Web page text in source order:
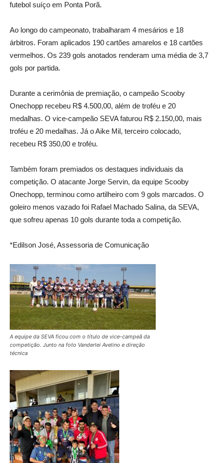
futebol suíço em Ponta Porã.
Ao longo do campeonato, trabalharam 4 mesários e 18
árbitros. Foram aplicados 190 cartões amarelos e 18 cartões
vermelhos. Os 239 gols anotados renderam uma média de 3,7
gols por partida.
Durante a cerimônia de premiação, o campeão Scooby
Onechopp recebeu R$ 4.500,00, além de troféu e 20
medalhas. O vice-campeão SEVA faturou R$ 2.150,00, mais
troféu e 20 medalhas. Já o Aike Mil, terceiro colocado,
recebeu R$ 350,00 e troféu.
Também foram premiados os destaques individuais da
competição. O atacante Jorge Servin, da equipe Scooby
Onechopp, terminou como artilheiro com 9 gols marcados. O
goleiro menos vazado foi Rafael Machado Salina, da SEVA,
que sofreu apenas 10 gols durante toda a competição.
*Edilson José, Assessoria de Comunicação
A equipe da SEVA ficou com o título de vice-campeã da
competição. Junto na foto Vanderlei Avelino e direção
técnica